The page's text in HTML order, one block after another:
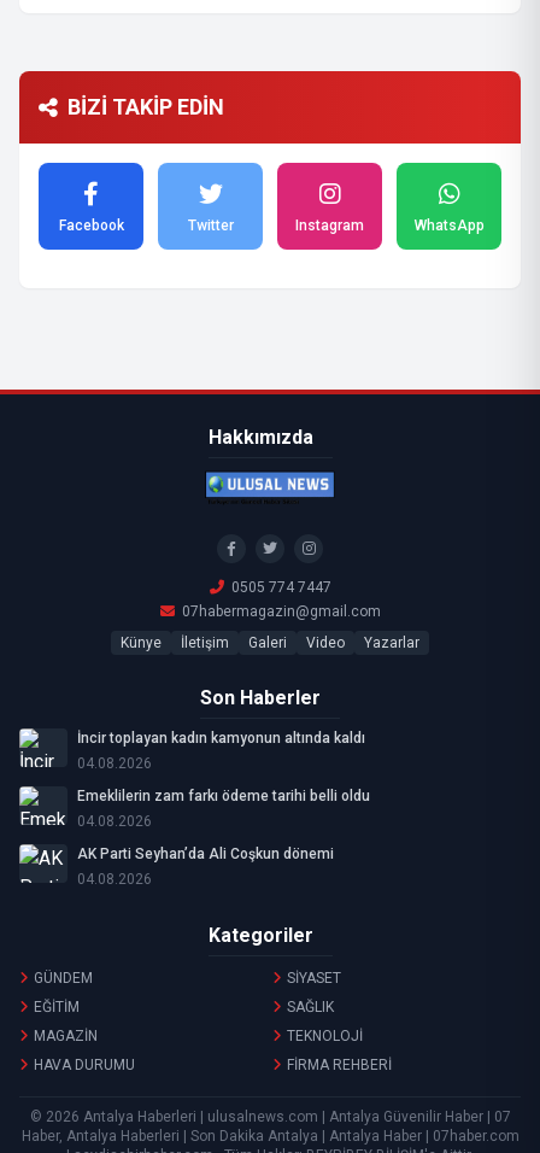
BİZİ TAKİP EDİN
Facebook Twitter Instagram WhatsApp
Hakkımızda
0505 774 7447
07habermagazin@gmail.com
Künye
İletişim Galeri Video Yazarlar
Son Haberler
İncir toplayan kadın kamyonun altında kaldı
04.08.2026
Emeklilerin zam farkı ödeme tarihi belli oldu
04.08.2026
AK Parti Seyhan’da Ali Coşkun dönemi
04.08.2026
Kategoriler
GÜNDEM
SİYASET
EĞİTİM
SAĞLIK
MAGAZİN
TEKNOLOJİ
HAVA DURUMU
FİRMA REHBERİ
© 2026 Antalya Haberleri | ulusalnews.com | Antalya Güvenilir Haber | 07
Haber, Antalya Haberleri | Son Dakika Antalya | Antalya Haber | 07haber.com